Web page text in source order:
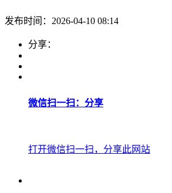
发布时间：2026-04-10 08:14
分享：
微信扫一扫：分享
打开微信扫一扫，分享此网站